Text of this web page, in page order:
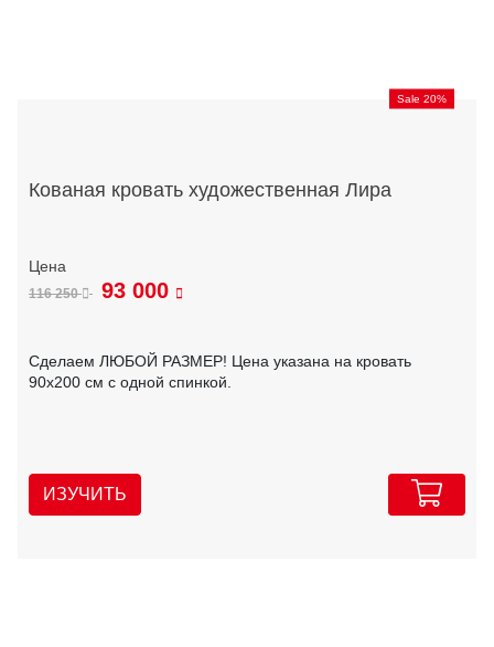
Sale 20%
Кованая кровать художественная Лира
116 250 93 000
Сделаем ЛЮБОЙ РАЗМЕР! Цена указана на кровать
90х200 см с одной спинкой.
ИЗУЧИТЬ